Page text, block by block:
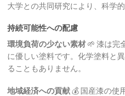
大学との共同研究により、科学
持続可能性への配慮
環境負荷の少ない素材 🌱 漆は完
に優しい塗料です。化学塗料と
ることもありません。
地域経済への貢献 💰 国産漆の使